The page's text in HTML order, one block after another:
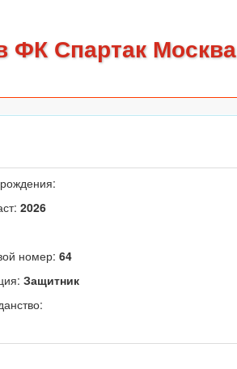
ФК Спартак Москва
2026
номер: 64
Защитник